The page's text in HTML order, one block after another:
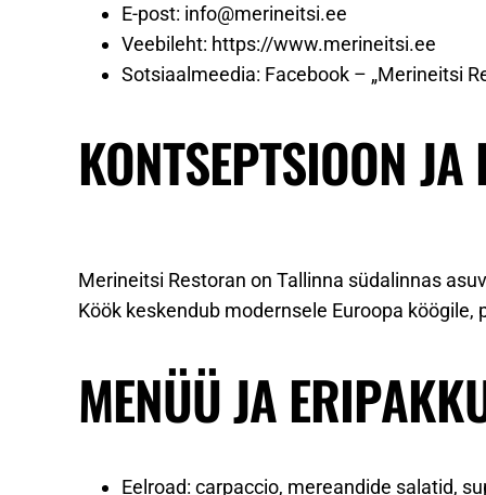
E-post: info@merineitsi.ee
Veebileht: https://www.merineitsi.ee
Sotsiaalmeedia: Facebook – „Merineitsi
KONTSEPTSIOON JA
Merineitsi Restoran on Tallinna südalinnas
Köök keskendub modernsele Euroopa
MENÜÜ JA
Eelroad: carpaccio, mereandide salatid,